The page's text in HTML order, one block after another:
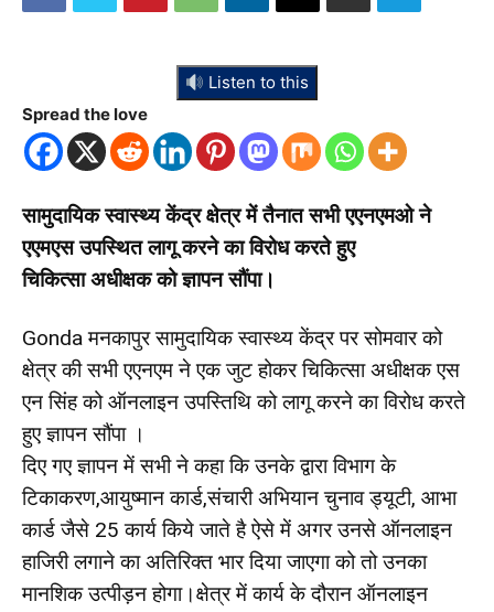
Listen to this
Spread the love
सामुदायिक स्वास्थ्य केंद्र क्षेत्र में तैनात सभी एएनएमओ ने
एएमएस उपस्थित लागू करने का विरोध करते हुए
चिकित्सा अधीक्षक को ज्ञापन सौंपा।
Gonda मनकापुर सामुदायिक स्वास्थ्य केंद्र पर सोमवार को
क्षेत्र की सभी एएनएम ने एक जुट होकर चिकित्सा अधीक्षक एस
एन सिंह को ऑनलाइन उपस्तिथि को लागू करने का विरोध करते
हुए ज्ञापन सौंपा ।
दिए गए ज्ञापन में सभी ने कहा कि उनके द्वारा विभाग के
टिकाकरण,आयुष्मान कार्ड,संचारी अभियान चुनाव ड्यूटी, आभा
कार्ड जैसे 25 कार्य किये जाते है ऐसे में अगर उनसे ऑनलाइन
हाजिरी लगाने का अतिरिक्त भार दिया जाएगा को तो उनका
मानशिक उत्पीड़न होगा।क्षेत्र में कार्य के दौरान ऑनलाइन